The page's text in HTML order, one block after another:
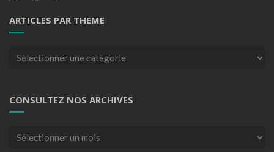
ARTICLES PAR THEME
Articles
CONSULTEZ NOS ARCHIVES
Consultez